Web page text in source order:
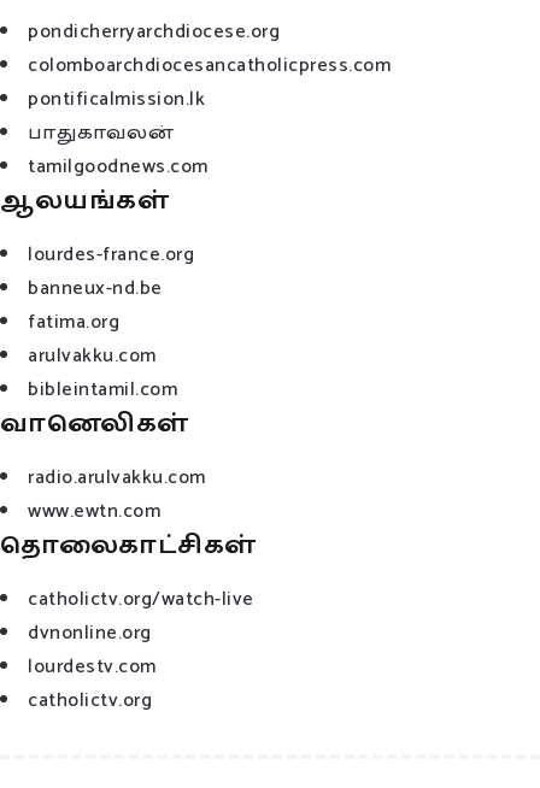
pondicherryarchdiocese.org
colomboarchdiocesancatholicpress.com
pontificalmission.lk
பாதுகாவலன்
tamilgoodnews.com
ஆலயங்கள்
lourdes-france.org
banneux-nd.be
fatima.org
arulvakku.com
bibleintamil.com
வானெலிகள்
radio.arulvakku.com
www.ewtn.com
தொலைகாட்சிகள்
catholictv.org/watch-live
dvnonline.org
lourdestv.com
catholictv.org